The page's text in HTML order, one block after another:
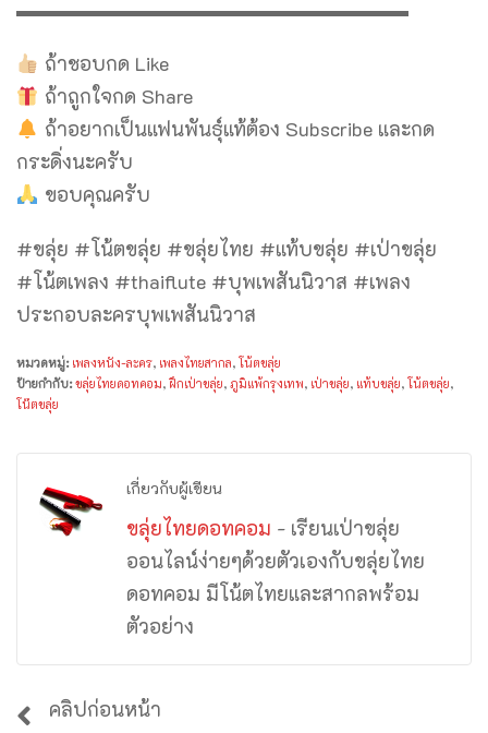
▬▬▬▬▬▬▬▬▬▬▬▬▬▬▬▬▬▬▬▬
ถ้าชอบกด Like
ถ้าถูกใจกด Share
ถ้าอยากเป็นแฟนพันธุ์แท้ต้อง Subscribe และกด
กระดิ่งนะครับ
ขอบคุณครับ
#ขลุ่ย #โน้ตขลุ่ย #ขลุ่ยไทย #แท้บขลุ่ย #เป่าขลุ่ย
#โน้ตเพลง #thaiflute #บุพเพสันนิวาส #เพลง
ประกอบละครบุพเพสันนิวาส
หมวดหมู่: เพลงหนัง-ละคร, เพลงไทยสากล, โน้ตขลุ่ย
ป้ายกำกับ:ขลุ่ยไทยดอทคอม, ฝึกเป่าขลุ่ย, ภูมิแพ้กรุงเทพ, เป่าขลุ่ย, แท้บขลุ่ย, โน้ตขลุ่ย,
โน๊ตขลุ่ย
เกี่ยวกับผู้เขียน
ขลุ่ยไทยดอทคอม - เรียนเป่าขลุ่ย
ออนไลน์ง่ายๆด้วยตัวเองกับขลุ่ยไทย
ดอทคอม มีโน้ตไทยและสากลพร้อม
ตัวอย่าง
คลิปก่อนหน้า